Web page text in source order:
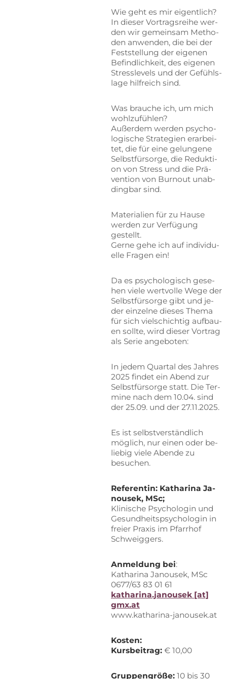
Wie geht es mir eigentlich?
In die­ser Vor­trags­rei­he wer­
den wir ge­mein­sam Me­tho­
den an­wen­den, die bei der
Fest­stel­lung der ei­ge­nen
Be­find­lich­keit, des ei­ge­nen
Stress­le­vels und der Ge­fühls­
la­ge hilf­reich sind.
Was brau­che ich, um mich
wohlzufühlen?
Au­ßer­dem wer­den psy­cho­
lo­gi­sche Stra­te­gien er­ar­bei­
tet, die für eine ge­lun­ge­ne
Selbst­für­sor­ge, die Re­duk­ti­
on von Stress und die Prä­
ven­ti­on von Burn­out un­ab­
ding­bar sind.
Ma­te­ria­li­en für zu Hau­se
wer­den zur Ver­fü­gung
gestellt.
Ger­ne gehe ich auf in­di­vi­du­
el­le Fra­gen ein!
Da es psy­cho­lo­gisch ge­se­
hen vie­le wert­vol­le Wege der
Selbst­für­sor­ge gibt und je­
der ein­zel­ne die­ses The­ma
für sich viel­schich­tig auf­bau­
en soll­te, wird die­ser Vor­trag
als Se­rie angeboten:
In je­dem Quar­tal des Jah­res
2025 fin­det ein Abend zur
Selbst­für­sor­ge statt. Die Ter­
mi­ne nach dem 10.04. sind
der 25.09. und der 27.11.2025.
Es ist selbst­ver­ständ­lich
mög­lich, nur ei­nen oder be­
lie­big vie­le Aben­de zu
besuchen.
Re­fe­ren­tin: Ka­tha­ri­na Ja­
nou­sek, MSc;
Kli­ni­sche Psy­cho­lo­gin und
Ge­sund­heits­psy­cho­lo­gin in
frei­er Pra­xis im Pfarr­hof
Schweiggers.
An­mel­dung bei:
Ka­tha­ri­na Ja­nou­sek, MSc
0677/63 83 01 61
katharina.janousek [at]
gmx.at
www.katharina-janousek.at
Kos­ten:
Kurs­bei­trag: € 10,00
Grup­pen­grö­ße:10 bis 30